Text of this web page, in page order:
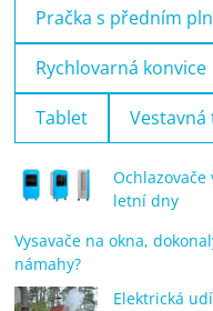
Pračka s předním
Rychlovarná konvice
Tablet
letní dny
Vysavače na okna,
námahy?
Elektrická